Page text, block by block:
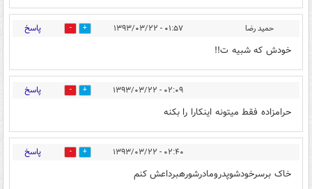
حمید رضا ۰۱:۵۷ - ۱۳۹۳/۰۳/۲۲ 0 پاسخ
خودش که شبیه ت!!
۰۲:۰۹ - ۱۳۹۳/۰۳/۲۲ 0 پاسخ
حرامزاده فقط میتونه اینکارا را بکنه
۰۲:۴۰ - ۱۳۹۳/۰۳/۲۲ 0 پاسخ
خاک برسرخودشوپدرومادرشورهبرداعش کنم